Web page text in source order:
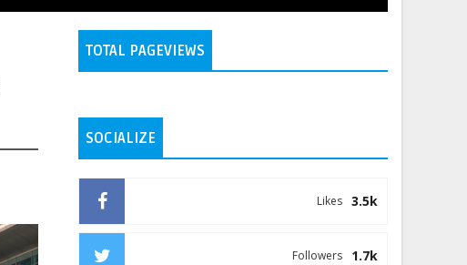
TOTAL PAGEVIEWS
SOCIALIZE
3.5k
Likes
1.7k
Followers